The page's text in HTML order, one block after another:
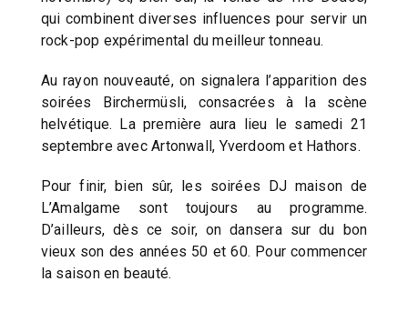
qui combinent diverses influences pour servir un
rock-pop expérimental du meilleur tonneau.
Au rayon nouveauté, on signalera l’apparition des
soirées Birchermüsli, consacrées à la scène
helvétique. La première aura lieu le samedi 21
septembre avec Artonwall, Yverdoom et Hathors.
Pour finir, bien sûr, les soirées DJ maison de
L’Amalgame sont toujours au programme.
D’ailleurs, dès ce soir, on dansera sur du bon
vieux son des années 50 et 60. Pour commencer
la saison en beauté.